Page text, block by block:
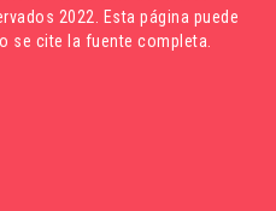
2022. Esta página puede
se cite la fuente completa.